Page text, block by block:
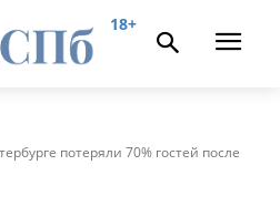
18+
потеряли 70% гостей после